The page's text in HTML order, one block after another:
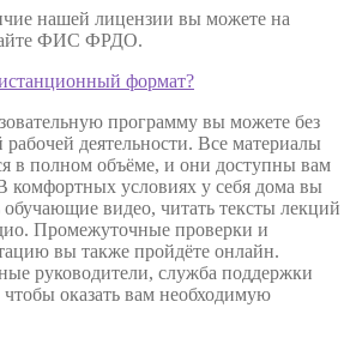
нашей лицензии вы можете на
ФИС ФРДО.
формат?
программу вы можете без
рабочей деятельности. Все материалы
в полном объёме, и они доступны вам
комфортных условиях у себя дома вы
обучающие видео, читать тексты лекций
Промежуточные проверки и
вы также пройдёте онлайн.
руководители, служба поддержки
чтобы оказать вам необходимую